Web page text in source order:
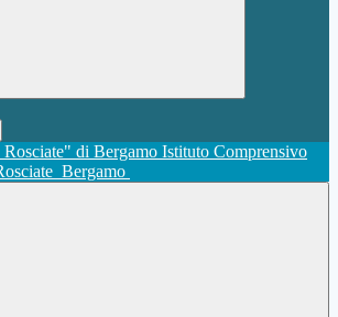
Istituto Comprensivo
Bergamo